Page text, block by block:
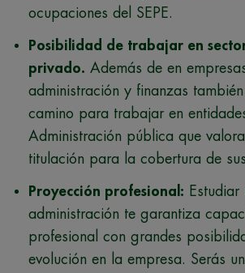
ocupaciones del SEPE.
Posibilidad de trabajar en
privado. Además de en
administración y finanzas
camino para trabajar en
Administración pública que
titulación para la cobertura de
Proyección profesional:
administración te garantiza
profesional con grandes
evolución en la empresa. Serás